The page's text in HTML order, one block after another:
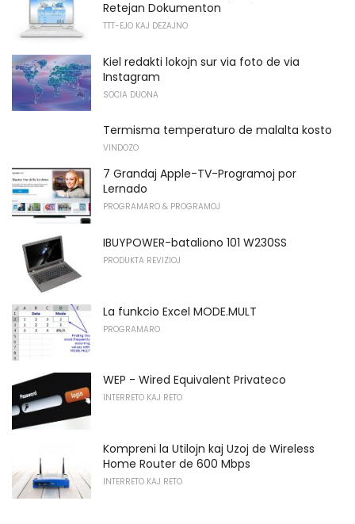
Retejan Dokumenton
TTT-EJO KAJ DEZAJNO
Kiel redakti lokojn sur via foto de via
Instagram
SOCIA DUONA
Termisma temperaturo de malalta kosto
VINDOZO
7 Grandaj Apple-TV-Programoj por
Lernado
PROGRAMARO & PROGRAMOJ
IBUYPOWER-bataliono 101 W230SS
PRODUKTA REVIZIOJ
La funkcio Excel MODE.MULT
PROGRAMARO
WEP - Wired Equivalent Privateco
INTERRETO KAJ RETO
Kompreni la Utilojn kaj Uzoj de Wireless
Home Router de 600 Mbps
INTERRETO KAJ RETO